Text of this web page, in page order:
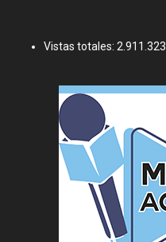
Vistas totales: 2.911.323